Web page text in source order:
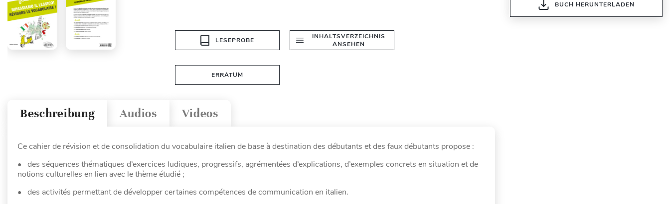
LESEPROBE
INHALTSVERZEICHNIS
ANSEHEN
ERRATUM
Videos
Audios
Beschreibung
Ce cahier de révision et de consolidation du vocabulaire italien de base à destination des débutants et des faux débutants propose :
• des séquences thématiques d’exercices ludiques, progressifs, agrémentées d’explications, d’exemples concrets en situation et de
notions culturelles en lien avec le thème étudié ;
• des activités permettant de développer certaines compétences de communication en italien.
BUCH HERUNTERLADEN